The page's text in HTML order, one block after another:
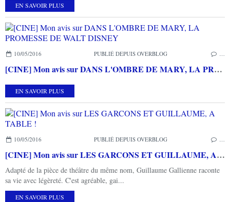
EN SAVOIR PLUS
10/05/2016 PUBLIÉ DEPUIS OVERBLOG
[CINE] Mon avis sur DANS L'OMBRE DE MARY, LA PROMESSE DE WALT DISNEY
EN SAVOIR PLUS
10/05/2016 PUBLIÉ DEPUIS OVERBLOG
[CINE] Mon avis sur LES GARCONS ET GUILLAUME, A TABLE !
Adapté de la pièce de théâtre du même nom, Guillaume Gallienne raconte
sa vie avec légèreté. C'est agréable, gai...
EN SAVOIR PLUS